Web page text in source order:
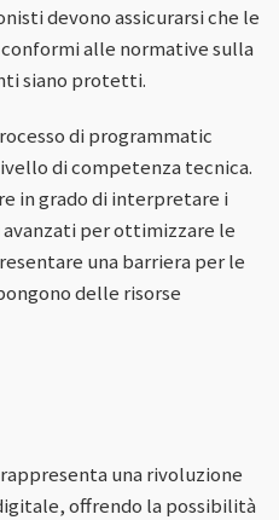
devono assicurarsi che le
alle normative sulla
siano protetti.
di programmatic
di competenza tecnica.
in grado di interpretare i
per ottimizzare le
una barriera per le
delle risorse
una rivoluzione
offrendo la possibilità